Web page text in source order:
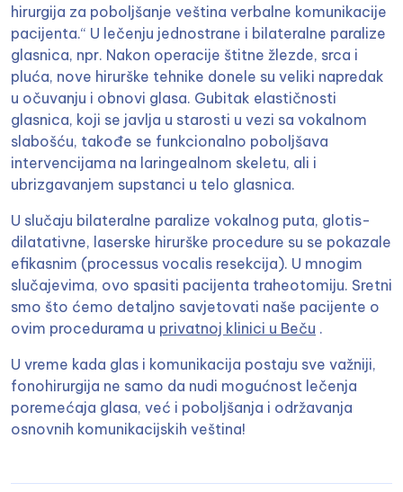
hirurgija za poboljšanje veština verbalne komunikacije
pacijenta.“ U lečenju jednostrane i bilateralne paralize
glasnica, npr. Nakon operacije štitne žlezde, srca i
pluća, nove hirurške tehnike donele su veliki napredak
u očuvanju i obnovi glasa. Gubitak elastičnosti
glasnica, koji se javlja u starosti u vezi sa vokalnom
slabošću, takođe se funkcionalno poboljšava
intervencijama na laringealnom skeletu, ali i
ubrizgavanjem supstanci u telo glasnica.
U slučaju bilateralne paralize vokalnog puta, glotis-
dilatativne, laserske hirurške procedure su se pokazale
efikasnim (processus vocalis resekcija). U mnogim
slučajevima, ovo spasiti pacijenta traheotomiju. Sretni
smo što ćemo detaljno savjetovati naše pacijente o
ovim procedurama u privatnoj klinici u Beču .
U vreme kada glas i komunikacija postaju sve važniji,
fonohirurgija ne samo da nudi mogućnost lečenja
poremećaja glasa, već i poboljšanja i održavanja
osnovnih komunikacijskih veština!